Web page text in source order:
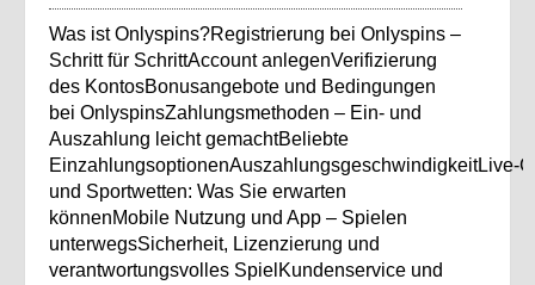
Was ist Onlyspins?Registrierung bei Onlyspins –
Schritt für SchrittAccount anlegenVerifizierung
des KontosBonusangebote und Bedingungen
bei OnlyspinsZahlungsmethoden – Ein- und
Auszahlung leicht gemachtBeliebte
und Sportwetten: Was Sie erwarten
könnenMobile Nutzung und App – Spielen
unterwegsSicherheit, Lizenzierung und
verantwortungsvolles SpielKundenservice und